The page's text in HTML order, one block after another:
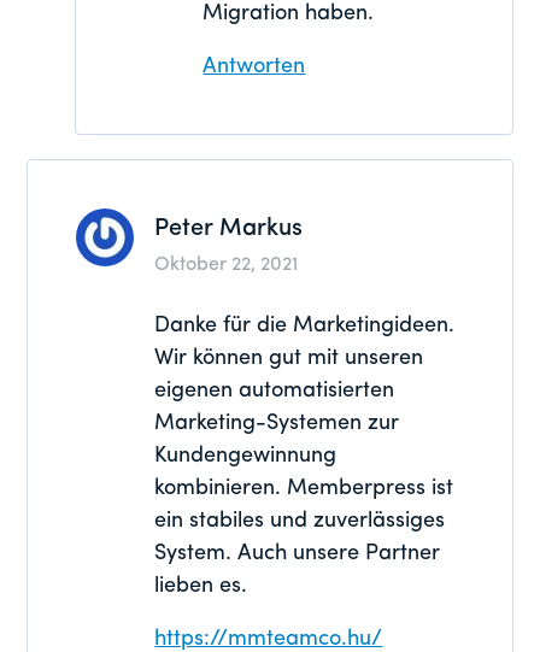
Migration haben.
Antworten
Peter Markus
Oktober 22, 2021
Danke für die Marketingideen.
Wir können gut mit unseren
eigenen automatisierten
Marketing-Systemen zur
Kundengewinnung
kombinieren. Memberpress ist
ein stabiles und zuverlässiges
System. Auch unsere Partner
lieben es.
https://mmteamco.hu/